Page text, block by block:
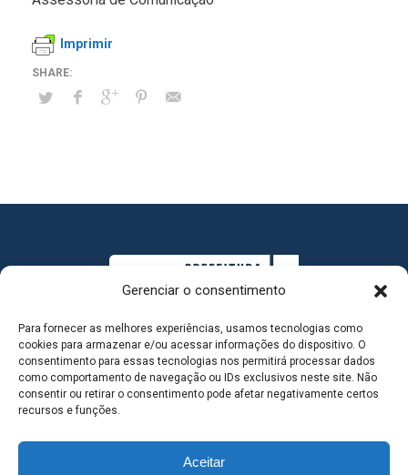
Gerenciar o consentimento
Para fornecer as melhores experiências, usamos tecnologias como
cookies para armazenar e/ou acessar informações do dispositivo. O
consentimento para essas tecnologias nos permitirá processar dados
como comportamento de navegação ou IDs exclusivos neste site. Não
consentir ou retirar o consentimento pode afetar negativamente certos
recursos e funções.
Aceitar
Imprimir
MAPA DO SITE